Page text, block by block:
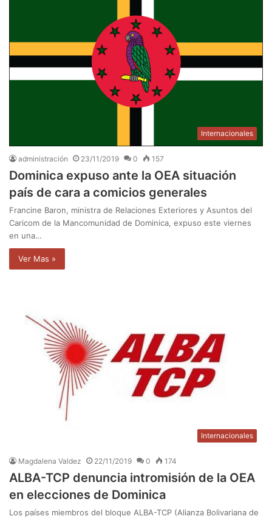
Internacionales
administración 23/11/2019 0 157
Dominica expuso ante la OEA situación
país de cara a comicios generales
Francine Baron, ministra de Relaciones Exteriores y Asuntos del
Caricom de la Mancomunidad de Dominica, expuso este viernes
en una…
Ver Mas »
Internacionales
Magdalena Valdez 22/11/2019 0 174
ALBA-TCP denuncia intromisión de la OEA
en elecciones de Dominica
Los países miembros del bloque ALBA-TCP (Alianza Bolivariana de